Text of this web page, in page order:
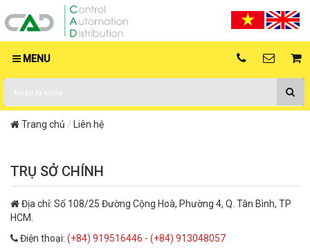
MENU
Trang chủ Liên hệ
TRỤ SỞ CHÍNH
Địa chỉ: Số 108/25 Đường Cộng Hoà, Phường 4, Q. Tân Bình, TP
HCM.
Điện thoại: (+84) 919516446 - (+84) 913048057